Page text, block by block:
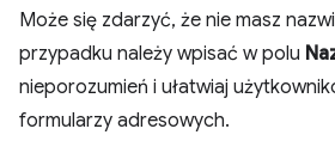
Może się zdarzyć, że nie masz
przypadku należy wpisać w polu
nieporozumień i ułatwiaj
formularzy adresowych.